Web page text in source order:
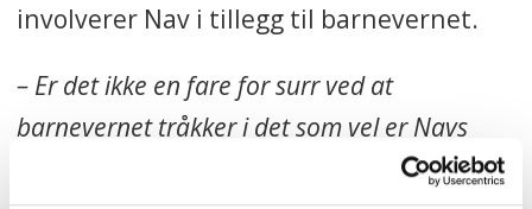
involverer Nav i tillegg til barnevernet.
– Er det ikke en fare for surr ved at
barnevernet tråkker i det som vel er Navs